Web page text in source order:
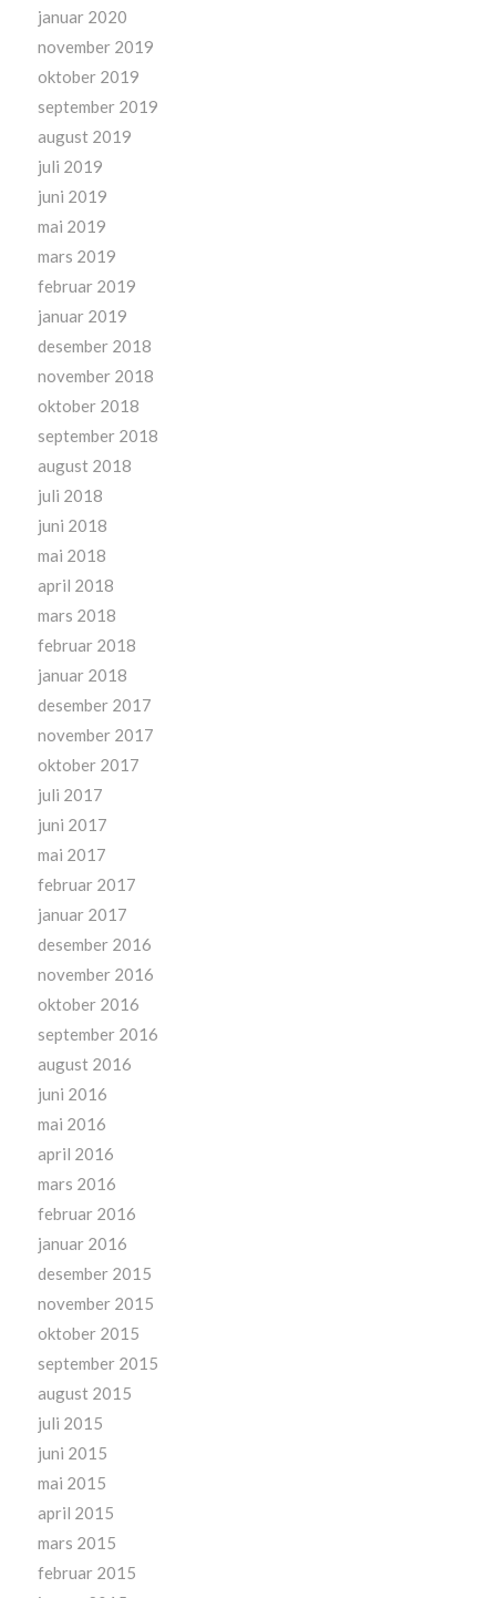
januar 2020
november 2019
oktober 2019
september 2019
august 2019
juli 2019
juni 2019
mai 2019
mars 2019
februar 2019
januar 2019
desember 2018
november 2018
oktober 2018
september 2018
august 2018
juli 2018
juni 2018
mai 2018
april 2018
mars 2018
februar 2018
januar 2018
desember 2017
november 2017
oktober 2017
juli 2017
juni 2017
mai 2017
februar 2017
januar 2017
desember 2016
november 2016
oktober 2016
september 2016
august 2016
juni 2016
mai 2016
april 2016
mars 2016
februar 2016
januar 2016
desember 2015
november 2015
oktober 2015
september 2015
august 2015
juli 2015
juni 2015
mai 2015
april 2015
mars 2015
februar 2015